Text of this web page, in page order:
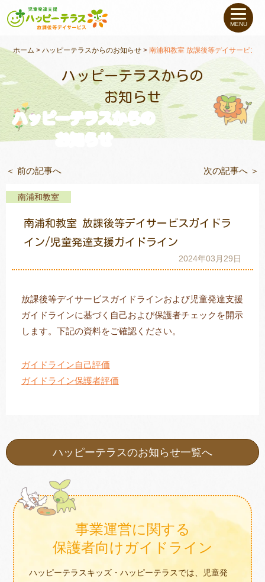
私たちについて
未就学のお子さま（０〜６才）
小学生〜高校生の お子さま
支援事例
教室一覧
トレキング DIDIM
MENU
ホーム >ハッピーテラスからのお知らせ >南浦和教室 放課後等デイサービス
ハッピーテラスからの
お知らせ
ハッピーテラスからの
お知らせ
＜ 前の記事へ 次の記事へ ＞
南浦和教室
南浦和教室 放課後等デイサービスガイドラ
イン/児童発達支援ガイドライン
2024年03月29日
放課後等デイサービスガイドラインおよび児童発達支援
ガイドラインに基づく自己および保護者チェックを開示
します。下記の資料をご確認ください。
ガイドライン自己評価
ガイドライン保護者評価
ハッピーテラスのお知らせ一覧へ
事業運営に関する
保護者向けガイドライン
ハッピーテラスキッズ・ハッピーテラスでは、児童発